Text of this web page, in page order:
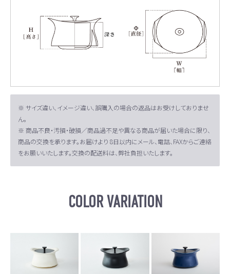
※ サイズ違い、イメージ違い、誤購入の場合の返品はお受けしておりませ
ん。
※ 商品不良・汚損・破損／商品過不足や異なる商品が届いた場合に限り、
商品の交換を承ります。お届けより 8日以内にメール、電話、FAXからご連絡
をお願いいたします。交換の配送料は、弊社負担いたします。
COLOR VARIATION